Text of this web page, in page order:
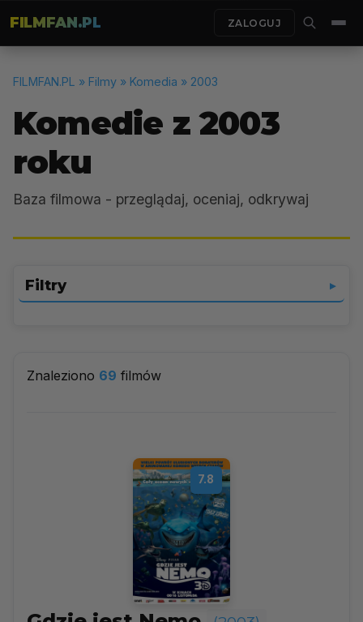
FILMFAN.PL ZALOGUJ
FILMFAN.PL » Filmy » Komedia » 2003
Komedie z 2003
roku
Baza filmowa - przeglądaj, oceniaj, odkrywaj
Filtry ▼
Znaleziono 69 filmów
7.8